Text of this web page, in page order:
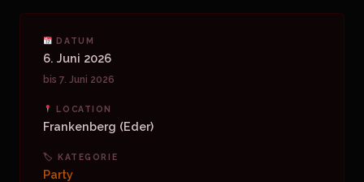
DATUM
6. Juni 2026
bis 7. Juni 2026
LOCATION
Frankenberg (Eder)
🏷 KATEGORIE
Party